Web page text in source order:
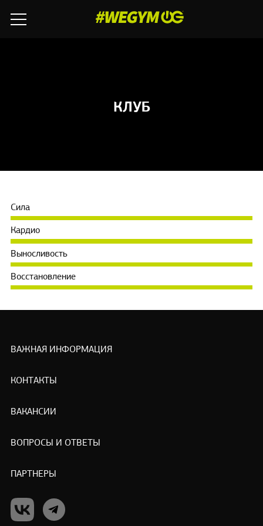
КЛУБ
Сила
Кардио
Выносливость
Восстановление
ВАЖНАЯ ИНФОРМАЦИЯ
КОНТАКТЫ
ВАКАНСИИ
ВОПРОСЫ И ОТВЕТЫ
ПАРТНЕРЫ